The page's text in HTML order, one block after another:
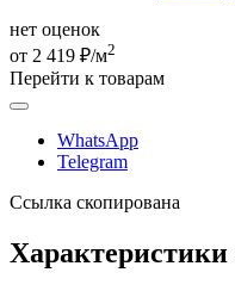
нет оценок
от 2 419 ₽/м2
Перейти к товарам
WhatsApp
Telegram
Ссылка скопирована